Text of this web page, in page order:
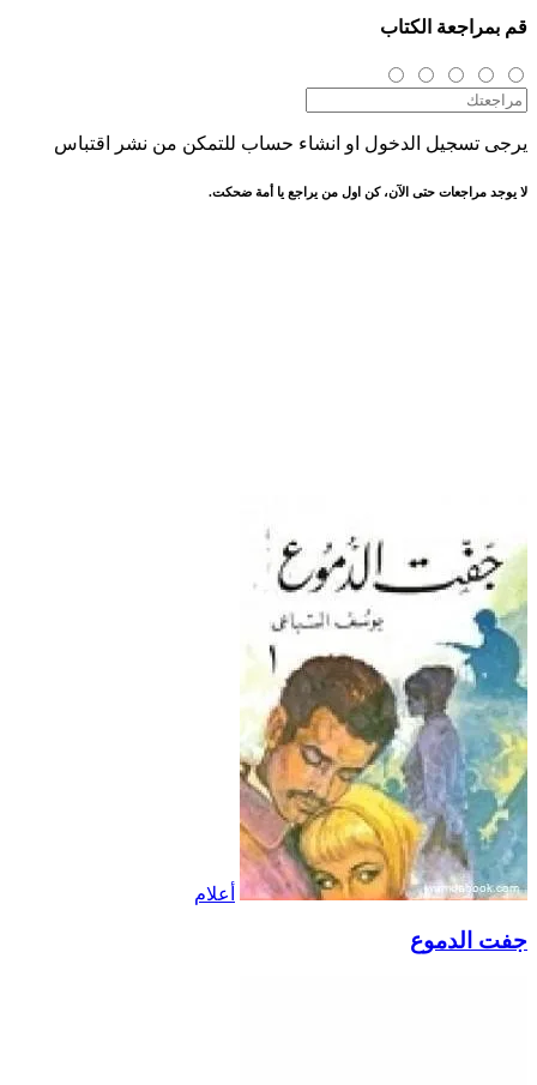
قم بمراجعة الكتاب
يرجى تسجيل الدخول او انشاء حساب للتمكن من نشر اقتباس
لا يوجد مراجعات حتى الآن، كن اول من يراجع يا أمة ضحكت.
أعلام
جفت الدموع